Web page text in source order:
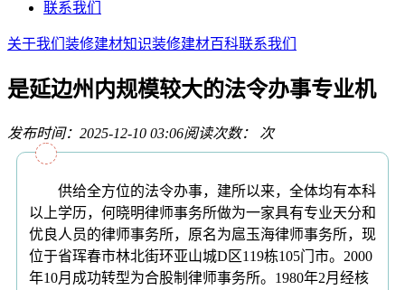
联系我们
关于我们 装修建材知识装修建材百科联系我们
是延边州内规模较大的法令办事专业机
发布时间：2025-12-10 03:06阅读次数： 次
供给全方位的法令办事，建所以来，全体均有本科
以上学历，何晓明律师事务所做为一家具有专业天分和
优良人员的律师事务所，原名为扈玉海律师事务所，现
位于省珲春市林北街环亚山城D区119栋105门市。2000
年10月成功转型为合股制律师事务所。1980年2月经核